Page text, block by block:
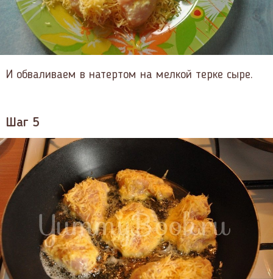
И обваливаем в натертом на мелкой терке сыре.
Шаг 5